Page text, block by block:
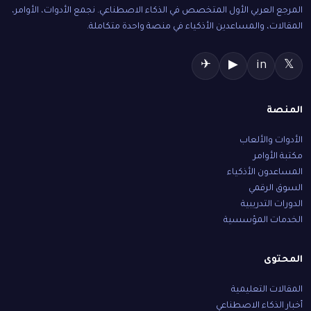
المرجع العربي الأول المتخصص في الذكاء الاصطناعي. نجمع الأدوات، الأوامر،
المقالات، والمساعدين الأذكياء في منصة واحدة متكاملة.
𝕏
in
▶
✈
المنصة
الأدوات والألعاب
مكتبة الأوامر
المساعدون الأذكياء
السوق الرقمي
الدورات التدريبية
الخدمات المؤسسية
المحتوى
المقالات التعليمية
أخبار الذكاء الاصطناعي